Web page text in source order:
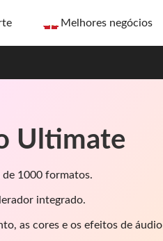
Melhores negócios
Ultimate
de 1000 formatos.
integrado.
as cores e os efeitos de áudio